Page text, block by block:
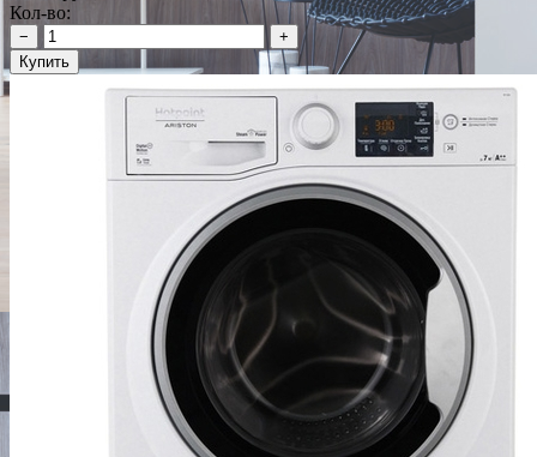
Кол-во:
−
+
Купить